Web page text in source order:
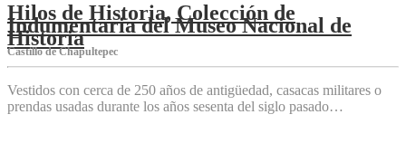
Hilos de Historia, Colección de
Indumentaria del Museo Nacional de
Historia
Castillo de Chapultepec
Vestidos con cerca de 250 años de antigüedad, casacas militares o
prendas usadas durante los años sesenta del siglo pasado…